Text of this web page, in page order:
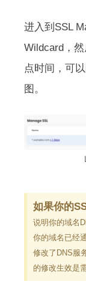
进入到SSL
Wildcard，
点时间，可
图。
如果你的
说明你的域名
你的域名已经
修改了DNS服
的修改生效是